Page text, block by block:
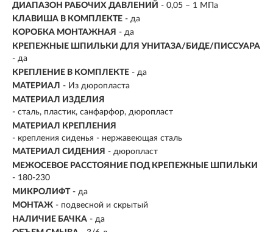
ДИАПАЗОН РАБОЧИХ ДАВЛЕНИЙ - 0,05 – 1 МПа
КЛАВИША В КОМПЛЕКТЕ - да
КОРОБКА МОНТАЖНАЯ - да
КРЕПЕЖНЫЕ ШПИЛЬКИ ДЛЯ УНИТАЗА/БИДЕ/ПИССУАРА
- да
КРЕПЛЕНИЕ В КОМПЛЕКТЕ - да
МАТЕРИАЛ - Из дюропласта
МАТЕРИАЛ ИЗДЕЛИЯ
- сталь, пластик, санфарфор, дюропласт
МАТЕРИАЛ КРЕПЛЕНИЯ
- крепления сиденья - нержавеющая сталь
МАТЕРИАЛ СИДЕНИЯ - дюропласт
МЕЖОСЕВОЕ РАССТОЯНИЕ ПОД КРЕПЕЖНЫЕ ШПИЛЬКИ
- 180-230
МИКРОЛИФТ - да
МОНТАЖ - подвесной и скрытый
НАЛИЧИЕ БАЧКА - да